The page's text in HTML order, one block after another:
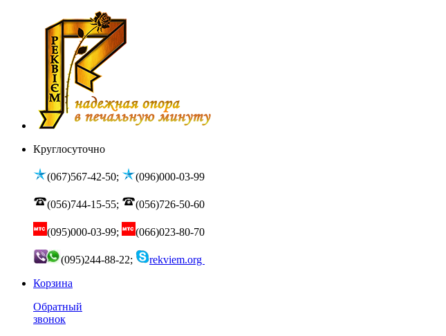
Круглосуточно
(067)567-42-50; (096)000-03-99
(056)744-15-55; (056)726-50-60
(095)000-03-99; (066)023-80-70
(095)244-88-22;
rekviem.org
Корзина
Обратный
звонок